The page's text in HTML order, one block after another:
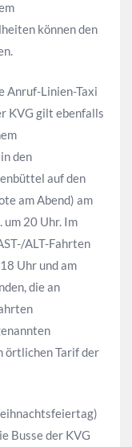
können den
Anruf-Linien-Taxi
KVG gilt ebenfalls
den
auf den
am Abend) am
um 20 Uhr. Im
ALT-Fahrten
Uhr und am
die an
örtlichen Tarif der
Busse der KVG